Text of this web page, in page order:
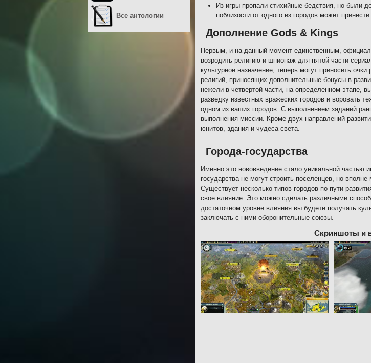
Из игры пропали стихийные бедствия, но были
поблизости от одного из городов может
Дополнение Gods & Kings
Первым, и на данный момент единственным,
возродить религию и шпионаж для пятой части
культурное назначение, теперь могут приносить
религий, приносящих дополнительные бонусы в
нежели в четвертой части, на определенном этапе,
разведку известных вражеских городов и воровать
одном из ваших городов. С выполнением заданий
выполнения миссии. Кроме двух направлений
юнитов, здания и чудеса света.
Города-государства
Именно это нововведение стало уникальной частью
государства не могут строить поселенцев, но
Существует несколько типов городов по пути
свое влияние. Это можно сделать различными
достаточном уровне влияния вы будете получать
заключать с ними оборонительные союзы.
Скриншоты и
Все антологии